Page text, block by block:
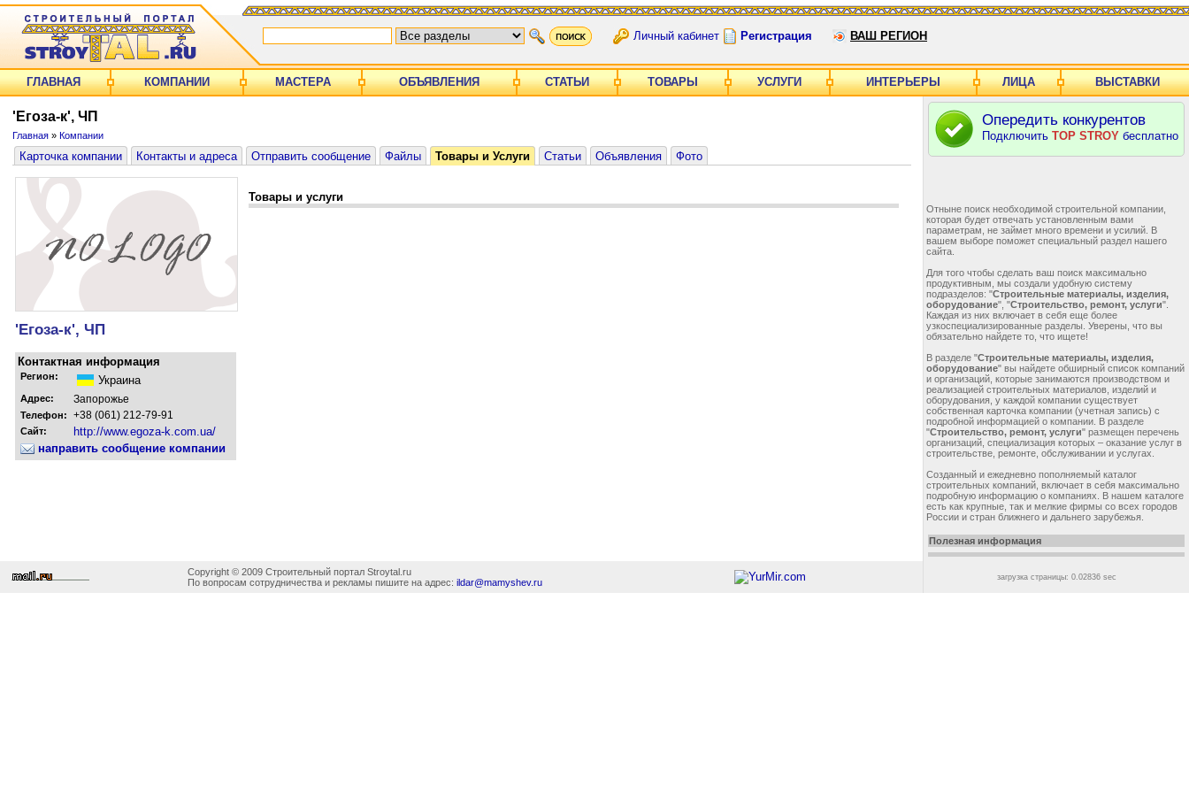
Личный кабинет Регистрация ВАШ РЕГИОН
ГЛАВНАЯ КОМПАНИИ МАСТЕРА ОБЪЯВЛЕНИЯ СТАТЬИ ТОВАРЫ УСЛУГИ ИНТЕРЬЕРЫ ЛИЦА ВЫСТАВКИ
'Егоза-к', ЧП
Главная» Компании
Карточка компании Контакты и адреса Отправить сообщение Файлы Товары и Услуги Статьи Объявления Фото
'Егоза-к', ЧП
Контактная информация
Регион: Украина
Адрес: Запорожье
Телефон: +38 (061) 212-79-91
Сайт:
http://www.egoza-k.com.ua/
направить сообщение компании
Товары и услуги
Опередить конкурентов
Подключить TOP STROY бесплатно
Отныне поиск необходимой строительной компании,
которая будет отвечать установленным вами
параметрам, не займет много времени и усилий. В
вашем выборе поможет специальный раздел нашего
сайта.
Для того чтобы сделать ваш поиск максимально
продуктивным, мы создали удобную систему
подразделов: "Строительные материалы, изделия,
оборудование", "Строительство, ремонт, услуги".
Каждая из них включает в себя еще более
узкоспециализированные разделы. Уверены, что вы
обязательно найдете то, что ищете!
В разделе "Строительные материалы, изделия,
оборудование" вы найдете обширный список компаний
и организаций, которые занимаются производством и
реализацией строительных материалов, изделий и
оборудования, у каждой компании существует
собственная карточка компании (учетная запись) с
подробной информацией о компании. В разделе
"Строительство, ремонт, услуги" размещен перечень
организаций, специализация которых – оказание услуг в
строительстве, ремонте, обслуживании и услугах.
Созданный и ежедневно пополняемый каталог
строительных компаний, включает в себя максимально
подробную информацию о компаниях. В нашем каталоге
есть как крупные, так и мелкие фирмы со всех городов
России и стран ближнего и дальнего зарубежья.
Полезная информация
Copyright © 2009 Строительный портал Stroytal.ru
По вопросам сотрудничества и рекламы пишите на адрес: ildar@mamyshev.ru загрузка страницы: 0.02836 sec